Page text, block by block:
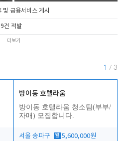
금융서비스 게시
건 적발
더보기
1 / 3
방이동 호텔라움
방이동 호텔라움 청소팀(부부/
자매) 모집합니다.
서울 송파구 월 5,600,000원